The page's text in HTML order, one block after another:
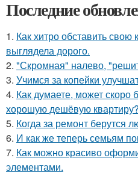
Последние
1. Как хитро обставить свою
выглядела дорого.
2. "Скромная" налево,
3. Учимся за копейки
4. Как думаете, может скоро
хорошую дешёвую квартиру?
5. Когда за ремонт берутся
6. И как же теперь семьям
7. Как можно красиво
элементами.